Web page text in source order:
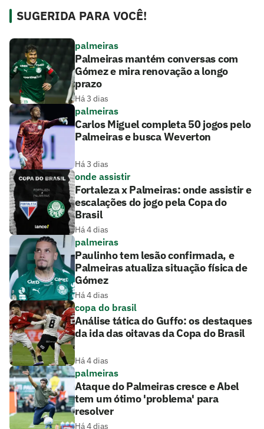
SUGERIDA PARA VOCÊ!
palmeiras
Palmeiras mantém conversas com
Gómez e mira renovação a longo
prazo
Há 3 dias
palmeiras
Carlos Miguel completa 50 jogos pelo
Palmeiras e busca Weverton
Há 3 dias
onde assistir
Fortaleza x Palmeiras: onde assistir e
escalações do jogo pela Copa do
Brasil
Há 4 dias
palmeiras
Paulinho tem lesão confirmada, e
Palmeiras atualiza situação física de
Gómez
Há 4 dias
copa do brasil
Análise tática do Guffo: os destaques
da ida das oitavas da Copa do Brasil
Há 4 dias
palmeiras
Ataque do Palmeiras cresce e Abel
tem um ótimo 'problema' para
resolver
Há 4 dias